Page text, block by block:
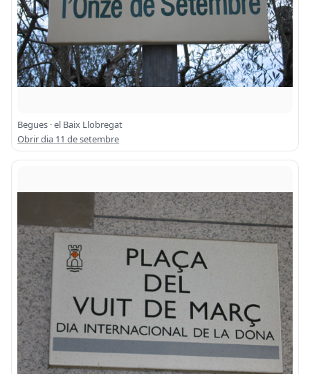
Begues · el Baix Llobregat
Obrir dia 11 de setembre